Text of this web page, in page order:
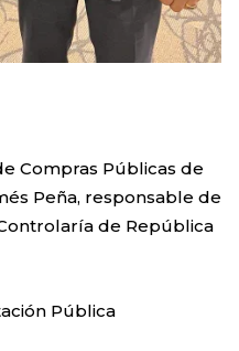
Compras Públicas de
Peña, responsable de
de República
Pública